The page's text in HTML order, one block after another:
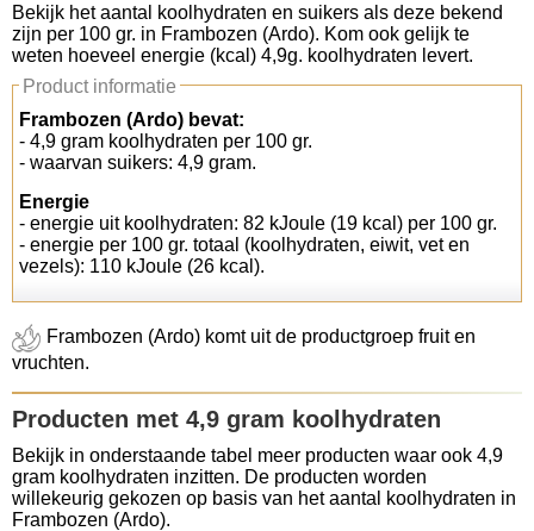
Koolhydraten tellen
Links
Bekijk het aantal koolhydraten en suikers als deze bekend
zijn per 100 gr. in Frambozen (Ardo). Kom ook gelijk te
weten hoeveel energie (kcal) 4,9g. koolhydraten levert.
Product informatie
Frambozen (Ardo) bevat:
- 4,9 gram koolhydraten per 100 gr.
- waarvan suikers: 4,9 gram.
Energie
- energie uit koolhydraten: 82 kJoule (19 kcal) per 100 gr.
- energie per 100 gr. totaal (koolhydraten, eiwit, vet en
vezels): 110 kJoule (26 kcal).
Frambozen (Ardo) komt uit de productgroep fruit en
vruchten.
Producten met 4,9 gram koolhydraten
Bekijk in onderstaande tabel meer producten waar ook 4,9
gram koolhydraten inzitten. De producten worden
willekeurig gekozen op basis van het aantal koolhydraten in
Frambozen (Ardo).